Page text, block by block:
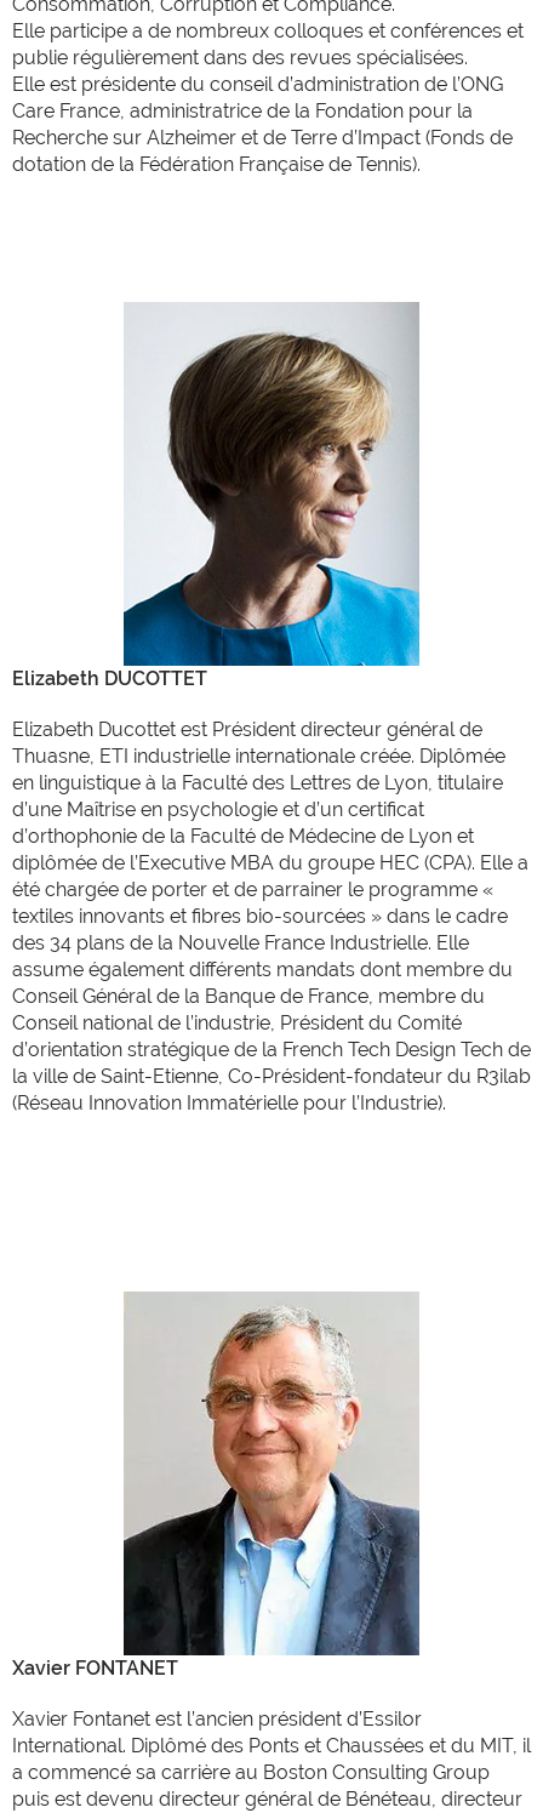
Elle participe a de nombreux colloques et conférences et
publie régulièrement dans des revues spécialisées.
Elle est présidente du conseil d’administration de l’ONG
Care France, administratrice de la Fondation pour la
Recherche sur Alzheimer et de Terre d’Impact (Fonds de
dotation de la Fédération Française de Tennis).
Elizabeth DUCOTTET
Elizabeth Ducottet est Président directeur général de
Thuasne, ETI industrielle internationale créée. Diplômée
en linguistique à la Faculté des Lettres de Lyon, titulaire
d’une Maîtrise en psychologie et d’un certificat
d’orthophonie de la Faculté de Médecine de Lyon et
diplômée de l’Executive MBA du groupe HEC (CPA). Elle a
été chargée de porter et de parrainer le programme «
textiles innovants et fibres bio-sourcées » dans le cadre
des 34 plans de la Nouvelle France Industrielle. Elle
assume également différents mandats dont membre du
Conseil Général de la Banque de France, membre du
Conseil national de l’industrie, Président du Comité
d’orientation stratégique de la French Tech Design Tech de
la ville de Saint-Etienne, Co-Président-fondateur du R3ilab
(Réseau Innovation Immatérielle pour l’Industrie).
Xavier FONTANET
Xavier Fontanet est l’ancien président d’Essilor
International. Diplômé des Ponts et Chaussées et du MIT, il
a commencé sa carrière au Boston Consulting Group
puis est devenu directeur général de Bénéteau, directeur